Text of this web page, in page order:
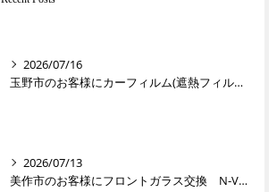
2026/07/16
玉野市のお客様にカーフィルム(遮熱フィルム) V60【nexus株式会社】
2026/07/13
美作市のお客様にフロントガラス交換 N-VAN【nexus株式会社】